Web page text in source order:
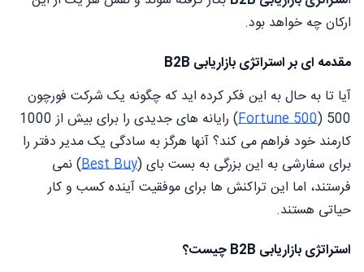
ارکان چه خواهد بود.
مقدمه ای بر استراتژی بازاریابی B2B
آیا تا به حال به این فکر کرده اید که چگونه یک شرکت فورچون
500 (
Fortune 500
) رایانه های جدیدی را برای بیش از 1000
کارمند خود فراهم می کند؟ آنها هرگز به سادگی یک مدیر دفتر را
برای سفارشی به این بزرگی به بست بای (Best Buy) نمی
فرستند، اما این تراکنش ها برای موفقیت آینده کسب و کار
حیاتی هستند.
استراتژی بازاریابی B2B چیست؟